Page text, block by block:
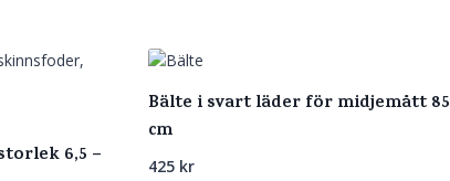
6,5 –
Bälte i svart läder för midjemått 85
cm
425 kr